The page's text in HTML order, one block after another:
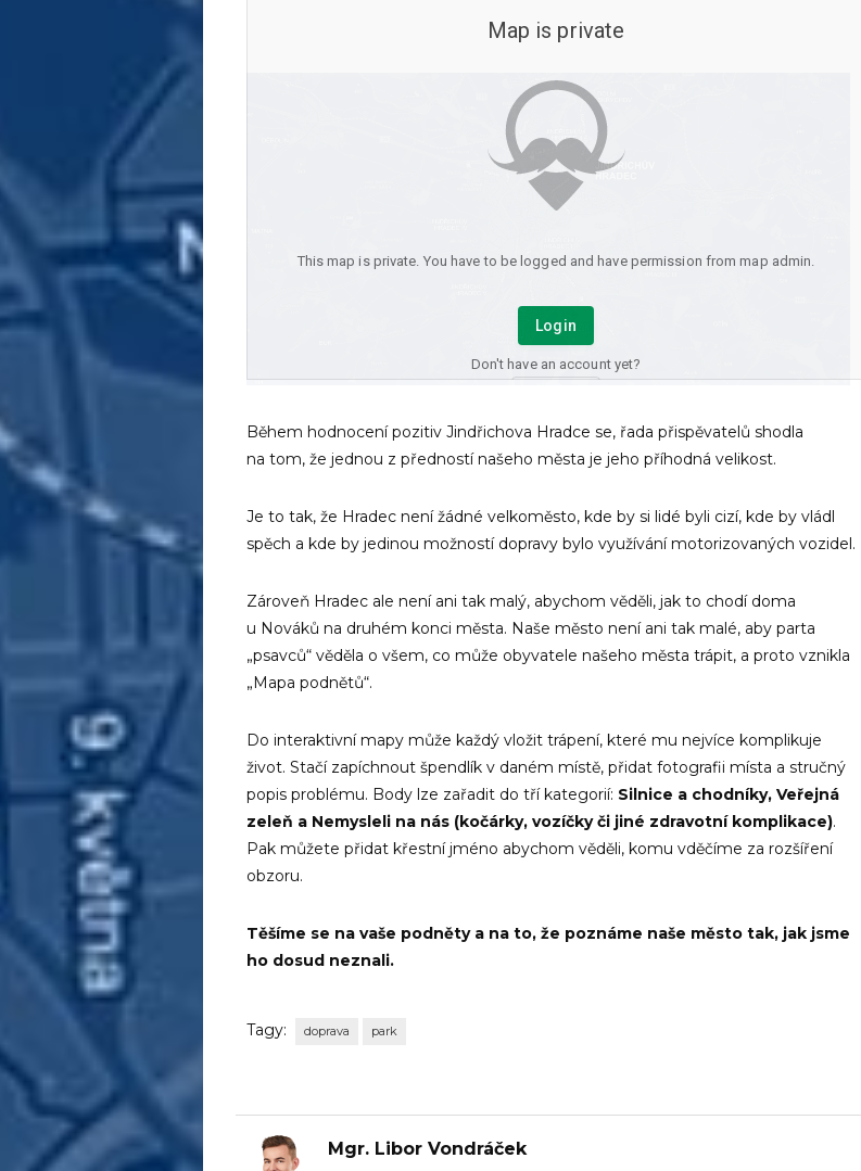
Během hodnocení pozitiv Jindřichova Hradce se, řada přispěvatelů shodla
na tom, že jednou z předností našeho města je jeho příhodná velikost.
Je to tak, že Hradec není žádné velkoměsto, kde by si lidé byli cizí, kde by vládl
spěch a kde by jedinou možností dopravy bylo využívání motorizovaných vozidel.
Zároveň Hradec ale není ani tak malý, abychom věděli, jak to chodí doma
u Nováků na druhém konci města. Naše město není ani tak malé, aby parta
„psavců“ věděla o všem, co může obyvatele našeho města trápit, a proto vznikla
„Mapa podnětů“.
Do interaktivní mapy může každý vložit trápení, které mu nejvíce komplikuje
život. Stačí zapíchnout špendlík v daném místě, přidat fotografii místa a stručný
popis problému. Body lze zařadit do tří kategorií: Silnice a chodníky, Veřejná
zeleň a Nemysleli na nás (kočárky, vozíčky či jiné zdravotní komplikace).
Pak můžete přidat křestní jméno abychom věděli, komu vděčíme za rozšíření
obzoru.
Těšíme se na vaše podněty a na to, že poznáme naše město tak, jak jsme
ho dosud neznali.
Tagy: doprava park
Mgr. Libor Vondráček